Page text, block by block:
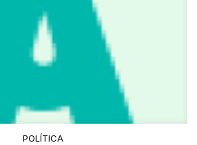
POLÍTICA